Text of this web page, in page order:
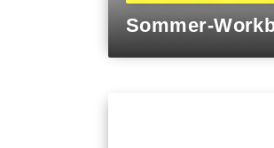
Sommer-